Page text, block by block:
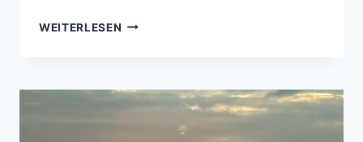
WEITERLESEN GRIECHENLAND
DIE
BEZAUBERNDE